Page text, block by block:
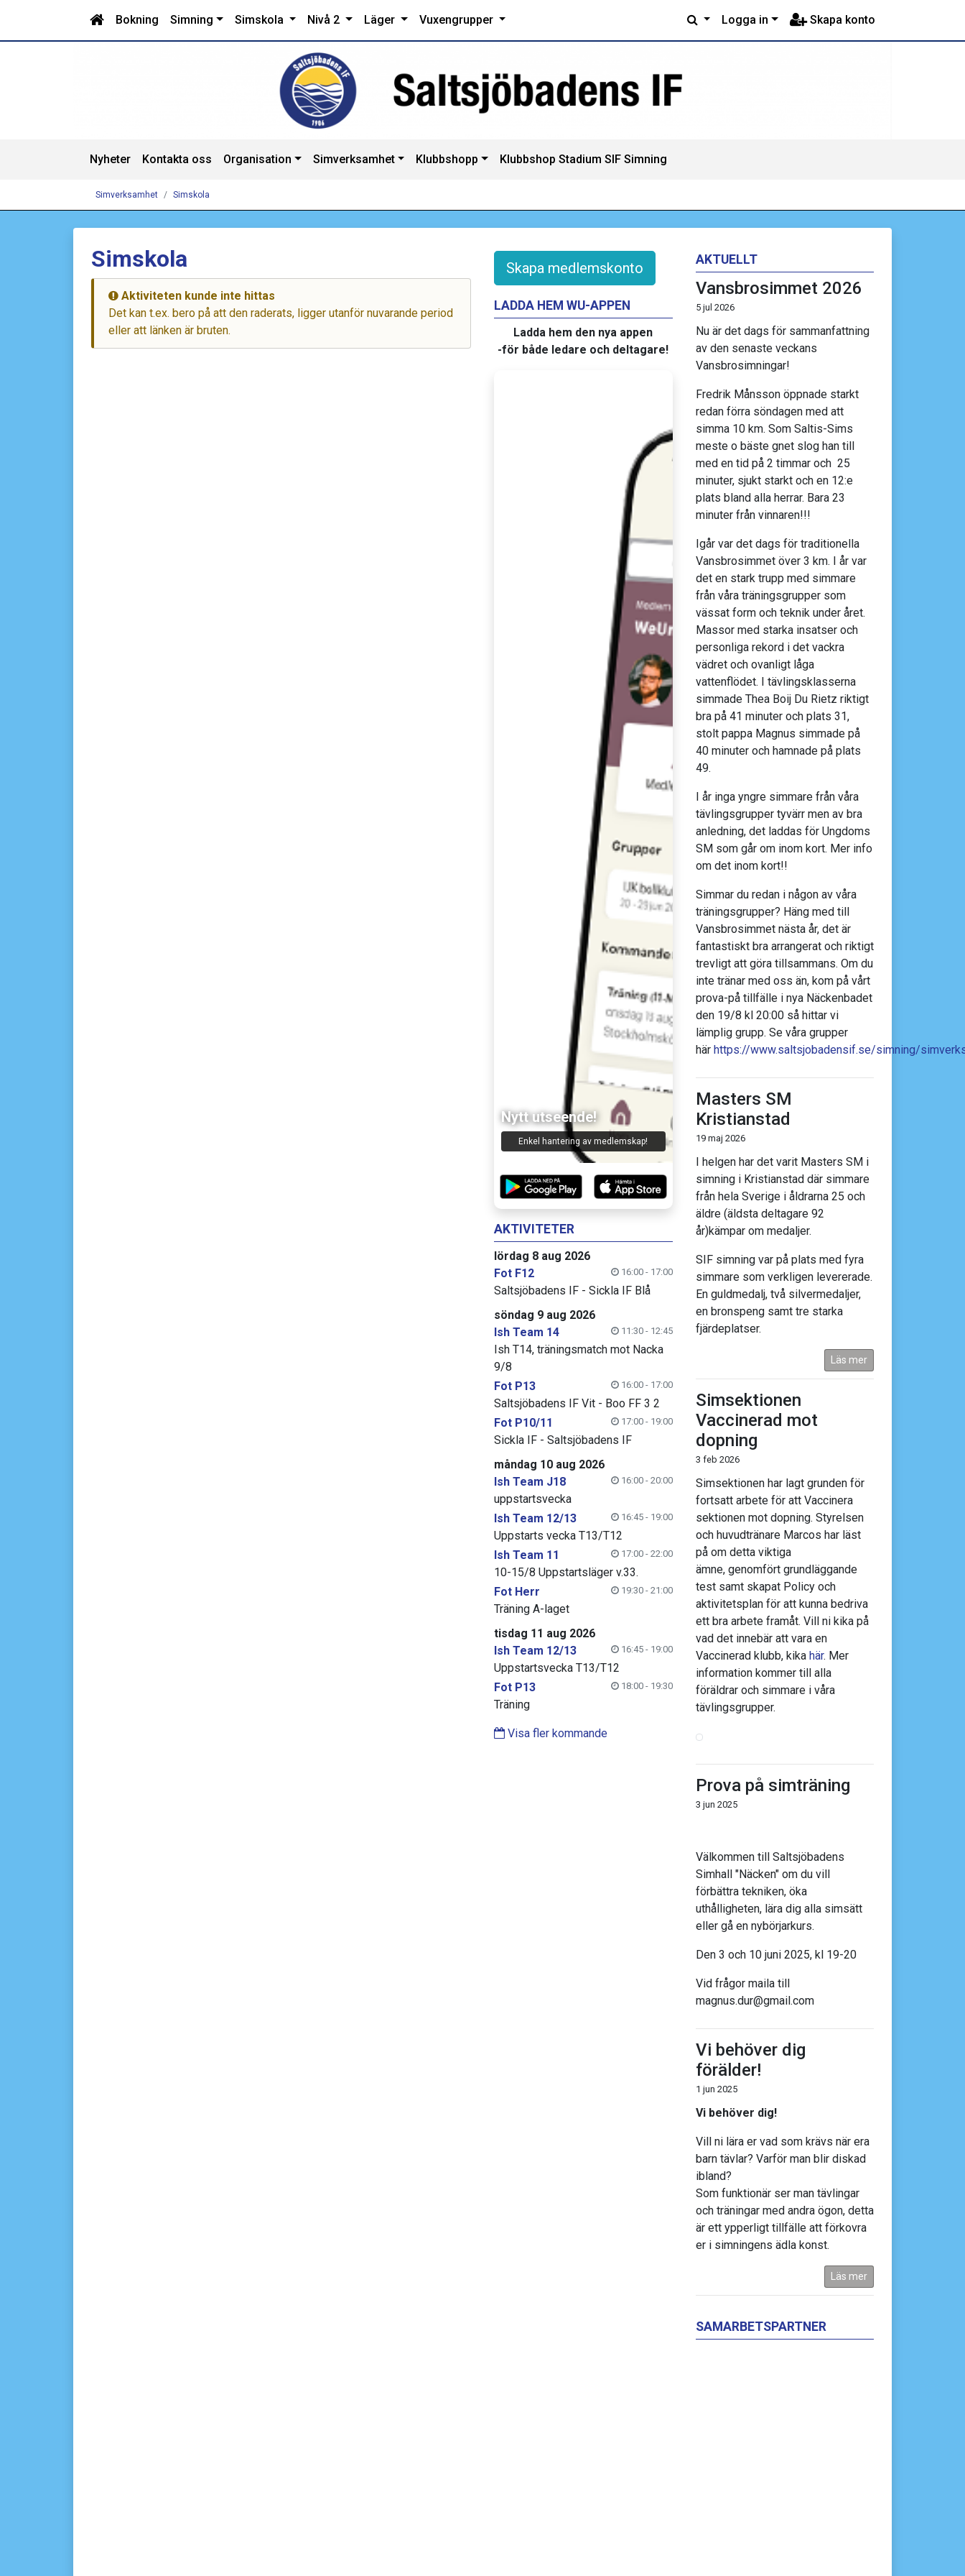
Bokning Simning Simskola Nivå 2 Läger Vuxengrupper Logga in Skapa konto
Nyheter Kontakta oss Organisation Simverksamhet Klubbshopp Klubbshop Stadium SIF Simning
Simverksamhet Simskola
Skapa medlemskonto
LADDA HEM WU-APPEN
Ladda hem den nya appen
-för både ledare och deltagare!
Nytt utseende!
Enkel hantering av medlemskap!
Kommunicera med ledare och
deltagare!
AKTIVITETER
lördag 8 aug 2026
Fot F12
16:00 - 17:00
Saltsjöbadens IF - Sickla IF Blå
söndag 9 aug 2026
Ish Team 14
11:30 - 12:45
Ish T14, träningsmatch mot Nacka
9/8
Fot P13
16:00 - 17:00
Saltsjöbadens IF Vit - Boo FF 3 2
Fot P10/11
17:00 - 19:00
Sickla IF - Saltsjöbadens IF
måndag 10 aug 2026
Ish Team J18
16:00 - 20:00
uppstartsvecka
Ish Team 12/13
16:45 - 19:00
Uppstarts vecka T13/T12
Ish Team 11
17:00 - 22:00
10-15/8 Uppstartsläger v.33.
Fot Herr
19:30 - 21:00
Träning A-laget
tisdag 11 aug 2026
Ish Team 12/13
16:45 - 19:00
Uppstartsvecka T13/T12
Fot P13
18:00 - 19:30
Träning
Visa fler kommande
Simskola
Aktiviteten kunde inte hittas
Det kan t.ex. bero på att den raderats, ligger utanför nuvarande period
eller att länken är bruten.
AKTUELLT
Vansbrosimmet 2026
5 jul 2026
Nu är det dags för sammanfattning
av den senaste veckans
Vansbrosimningar!
Fredrik Månsson öppnade starkt
redan förra söndagen med att
simma 10 km. Som Saltis-Sims
meste o bäste gnet slog han till
med en tid på 2 timmar och 25
minuter, sjukt starkt och en 12:e
plats bland alla herrar. Bara 23
minuter från vinnaren!!!
Igår var det dags för traditionella
Vansbrosimmet över 3 km. I år var
det en stark trupp med simmare
från våra träningsgrupper som
vässat form och teknik under året.
Massor med starka insatser och
personliga rekord i det vackra
vädret och ovanligt låga
vattenflödet. I tävlingsklasserna
simmade Thea Boij Du Rietz riktigt
bra på 41 minuter och plats 31,
stolt pappa Magnus simmade på
40 minuter och hamnade på plats
49.
I år inga yngre simmare från våra
tävlingsgrupper tyvärr men av bra
anledning, det laddas för Ungdoms
SM som går om inom kort. Mer info
om det inom kort!!
Simmar du redan i någon av våra
träningsgrupper? Häng med till
Vansbrosimmet nästa år, det är
fantastiskt bra arrangerat och riktigt
trevligt att göra tillsammans. Om du
inte tränar med oss än, kom på vårt
prova-på tillfälle i nya Näckenbadet
den 19/8 kl 20:00 så hittar vi
lämplig grupp. Se våra grupper
här https://www.saltsjobadensif.se/simning/
Masters SM
Kristianstad
19 maj 2026
I helgen har det varit Masters SM i
simning i Kristianstad där simmare
från hela Sverige i åldrarna 25 och
äldre (äldsta deltagare 92
år)kämpar om medaljer.
SIF simning var på plats med fyra
simmare som verkligen levererade.
En guldmedalj, två silvermedaljer,
en bronspeng samt tre starka
fjärdeplatser.
Läs mer
Simsektionen
Vaccinerad mot
dopning
3 feb 2026
Simsektionen har lagt grunden för
fortsatt arbete för att Vaccinera
sektionen mot dopning. Styrelsen
och huvudtränare Marcos har läst
på om detta viktiga
ämne, genomfört grundläggande
test samt skapat Policy och
aktivitetsplan för att kunna bedriva
ett bra arbete framåt. Vill ni kika på
vad det innebär att vara en
Vaccinerad klubb, kika här. Mer
information kommer till alla
föräldrar och simmare i våra
tävlingsgrupper.
Prova på simträning
3 jun 2025
Välkommen till Saltsjöbadens
Simhall "Näcken" om du vill
förbättra tekniken, öka
uthålligheten, lära dig alla simsätt
eller gå en nybörjarkurs.
Den 3 och 10 juni 2025, kl 19-20
Vid frågor maila till
magnus.dur@gmail.com
Vi behöver dig
förälder!
1 jun 2025
Vi behöver dig!
Vill ni lära er vad som krävs när era
barn tävlar? Varför man blir diskad
ibland?
Som funktionär ser man tävlingar
och träningar med andra ögon, detta
är ett ypperligt tillfälle att förkovra
er i simningens ädla konst.
Läs mer
SAMARBETSPARTNER